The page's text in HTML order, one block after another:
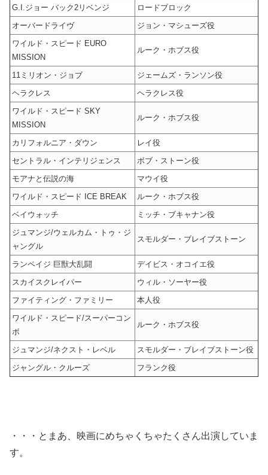
G.I.ジョー バック2リベンジ
ロードブロック
オーバードライヴ
ジョン・マシューズ役
ワイルド・スピード EURO
MISSION
ルーク・ホブス役
11ミリオン・ジョブ
ジェームズ・ランソン役
ヘラクレス
ヘラクレス役
ワイルド・スピード SKY
MISSION
ルーク・ホブス役
カリフォルニア・ダウン
レイ役
セントラル・インテリジェンス
ボブ・ストーン役
モアナと伝説の海
マウイ役
ワイルド・スピード ICE BREAK
ルーク・ホブス役
ベイウォッチ
ミッチ・ブキャナン役
ジュマンジ/ウェルカム・トゥ・ジ
ャングル
スモルダー・ブレイブストーン
ランペイジ 巨獣大乱闘
デイビス・オコイエ役
スカイスクレイパー
ウィル・ソーヤー役
ファイティング・ファミリー
本人役
ワイルド・スピード/スーパーコン
ボ
ルーク・ホブス役
ジュマンジ/ネクスト・レベル
スモルダー・ブレイブストーン役
ジャングル・クルーズ
フランク役
・・・とまあ、映画にめちゃくちゃたくさん出演していま
す。